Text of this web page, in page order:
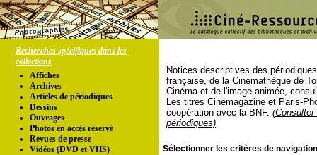
Recherches spécifiques dans les
collections
Affiches
Archives
Articles de périodiques
Dessins
Ouvrages
Photos en accés réservé
Revues de presse
Vidéos (DVD et VHS)
Notices descriptives des
française, de la Cinémathèque de
Cinéma et de l'image animée,
Les titres Cinémagazine et Paris-
coopération avec la BNF.
périodiques)
Sélectionner les critères de